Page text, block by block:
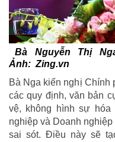
Bà Nguyễn Thị
Ảnh: Zing.vn
Bà Nga kiến nghị Chính
các quy định, văn bản
vệ, không hình sự hóa
nghiệp và Doanh
sai sót. Điều này sẽ